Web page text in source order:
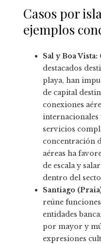
Casos por
ejemplos
Sal y Boa Vista:
destacados
playa, han
de capital
conexiones
internacionales
servicios
concentración
aéreas ha
de escala y
dentro del
Santiago
reúne
entidades
por mayor y
expresiones